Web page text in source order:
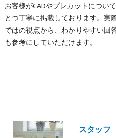
お客様がCADやプレカットについ
とつ丁寧に掲載しております。実
ではの視点から、わかりやすい回
も参考にしていただけます。
スタッフ